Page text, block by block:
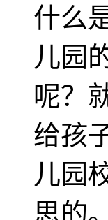
什么
儿园
呢？
给孩
儿园
思的